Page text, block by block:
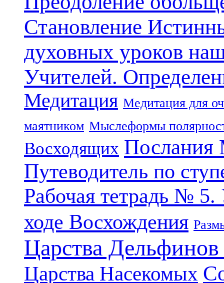
Становление
духовных уроков
Учителей.
Медитация Медитация для
маятником Мыслеформы
Восходящих Послания
Путеводитель по
Рабочая тетрадь №
ходе Восхождения
Царства
Царства Насекомых